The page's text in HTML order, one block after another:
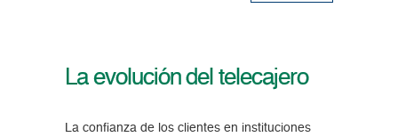
La evolución del telecajero
La confianza de los clientes en instituciones